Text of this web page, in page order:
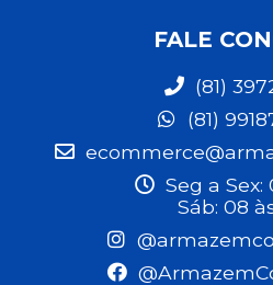
FALE
(81)
(81)
Seg a Sex:
Sáb: 08